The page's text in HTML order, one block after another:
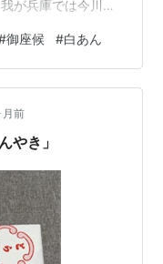
が兵庫では今川焼
カル姫路競馬
、私の愛馬（レッ
応援馬券をかって
券 っで、シリウス
～～～～～～～～
御座候 #白あん
月前
やき」